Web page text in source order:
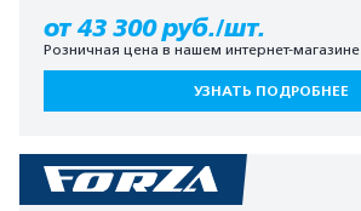
от 43 300 руб./шт.
Розничная цена в нашем интернет-магазине
УЗНАТЬ ПОДРОБНЕЕ